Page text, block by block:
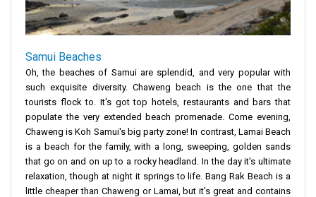
Samui Beaches
Oh, the beaches of Samui are splendid, and very popular with
such exquisite diversity. Chaweng beach is the one that the
tourists flock to. It's got top hotels, restaurants and bars that
populate the very extended beach promenade. Come evening,
Chaweng is Koh Samui's big party zone! In contrast, Lamai Beach
is a beach for the family, with a long, sweeping, golden sands
that go on and on up to a rocky headland. In the day it's ultimate
relaxation, though at night it springs to life. Bang Rak Beach is a
little cheaper than Chaweng or Lamai, but it's great and contains